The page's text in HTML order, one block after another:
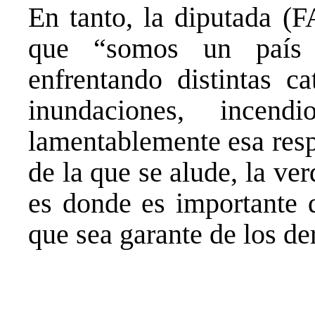
En tanto, la diputada
que “somos un país
enfrentando distintas
inundaciones,
lamentablemente esa
de la que se alude, la
es donde es
que sea garante de los